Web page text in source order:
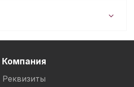
Компания
Реквизиты